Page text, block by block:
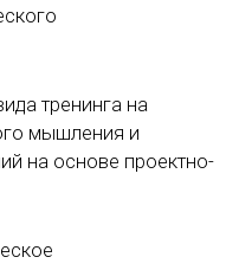
тренинга на
мышления и
на основе проектно-